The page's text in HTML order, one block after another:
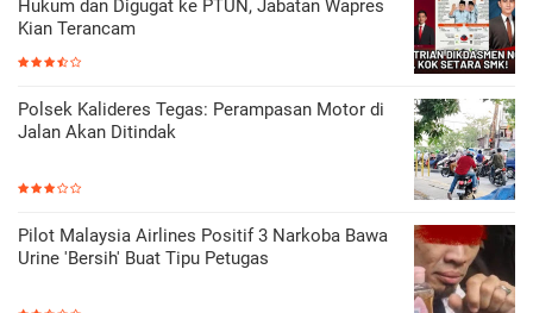
Hukum dan Digugat ke PTUN, Jabatan Wapres
Kian Terancam
Polsek Kalideres Tegas: Perampasan Motor di
Jalan Akan Ditindak
Pilot Malaysia Airlines Positif 3 Narkoba Bawa
Urine 'Bersih' Buat Tipu Petugas